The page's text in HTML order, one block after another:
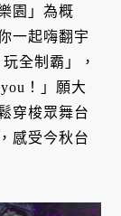
園」為概
一起嗨翻宇
全制霸」，
！」願大
穿梭眾舞台
感受今秋台